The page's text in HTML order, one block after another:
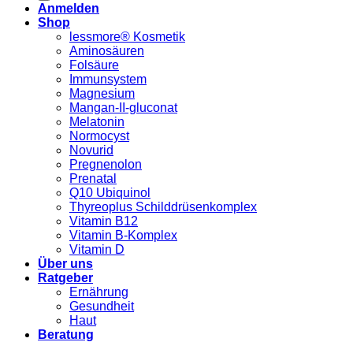
Anmelden
Shop
lessmore® Kosmetik
Aminosäuren
Folsäure
Immunsystem
Magnesium
Mangan-II-gluconat
Melatonin
Normocyst
Novurid
Pregnenolon
Prenatal
Q10 Ubiquinol
Thyreoplus Schilddrüsenkomplex
Vitamin B12
Vitamin B-Komplex
Vitamin D
Über uns
Ratgeber
Ernährung
Gesundheit
Haut
Beratung